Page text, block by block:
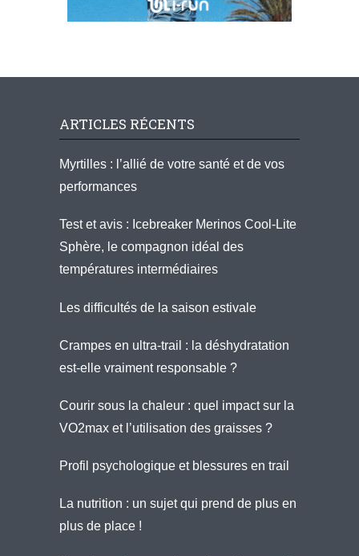
ARTICLES RÉCENTS
Myrtilles : l’allié de votre santé et de vos
performances
Test et avis : Icebreaker Merinos Cool-Lite
Sphère, le compagnon idéal des
températures intermédiaires
Les difficultés de la saison estivale
Crampes en ultra-trail : la déshydratation
est-elle vraiment responsable ?
Courir sous la chaleur : quel impact sur la
VO2max et l’utilisation des graisses ?
Profil psychologique et blessures en trail
La nutrition : un sujet qui prend de plus en
plus de place !